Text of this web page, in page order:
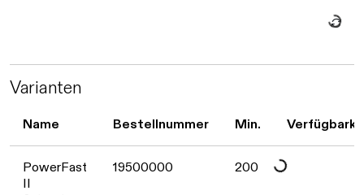
Daten
Varianten
Name Bestellnummer Min.
PowerFast
II
19500000 200